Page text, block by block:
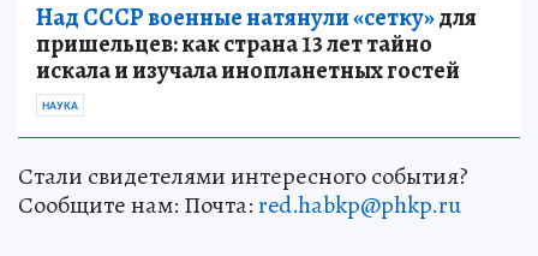
Над СССР военные натянули «сетку»для
пришельцев: как страна 13 лет тайно
искала и изучала инопланетных гостей
НАУКА
Стали свидетелями интересного события?
Сообщите нам: Почта:red.habkp@phkp.ru